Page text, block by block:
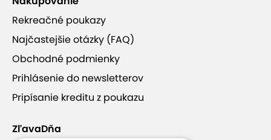
Rekreačné poukazy
Najčastejšie otázky (FAQ)
Obchodné podmienky
Prihlásenie do newsletterov
Pripísanie kreditu z poukazu
ZľavaDňa